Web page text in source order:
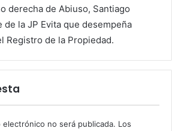
derecha de Abiuso, Santiago
de la JP Evita que desempeña
Registro de la Propiedad.
no será publicada. Los